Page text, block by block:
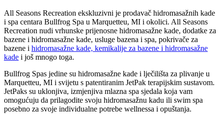
All Seasons Recreation ekskluzivni je prodavač hidromasažnih kade
i spa centara Bullfrog Spa u Marquetteu, MI i okolici. All Seasons
Recreation nudi vrhunske prijenosne hidromasažne kade, dodatke za
bazene i hidromasažne kade, usluge bazena i spa, pokrivače za
bazene i hidromasažne kade, kemikalije za bazene i hidromasažne
kade i još mnogo toga.
Bullfrog Spas jedine su hidromasažne kade i lječilišta za plivanje u
Marquetteu, MI i svijetu s patentiranim JetPak terapijskim sustavom.
JetPaks su uklonjiva, izmjenjiva mlazna spa sjedala koja vam
omogućuju da prilagodite svoju hidromasažnu kadu ili swim spa
posebno za svoje individualne potrebe wellnessa i opuštanja.